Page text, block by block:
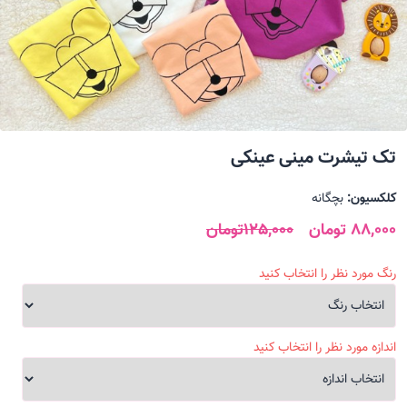
تک تیشرت مینی عینکی
کلکسیون: بچگانه
88,000 تومان 125,000تومان
رنگ مورد نظر را انتخاب کنید
اندازه مورد نظر را انتخاب کنید